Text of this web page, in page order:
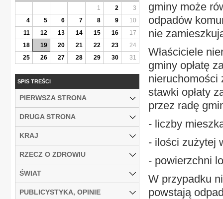
gminy może
odpadów
nie
Właściciele
gminy opłatę
nieruchomości
stawki opłaty
przez radę
- liczby
- ilości zużytej
- powierzchni
W przypadku
powstają
1
2
3
4
5 6 7 8 9
10
11
12 13 14 15 16
17
18
19 20 21 22 23
24
25
26 27 28 29 30 31
SPIS TREŚCI
PIERWSZA STRONA
DRUGA STRONA
KRAJ
RZECZ O ZDROWIU
ŚWIAT
PUBLICYSTYKA, OPINIE